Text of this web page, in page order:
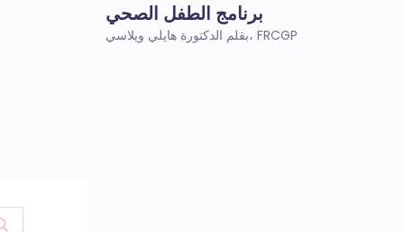
برنامج الطفل الصحي
بقلم الدكتورة هايلي ويلاسي، FRCGP